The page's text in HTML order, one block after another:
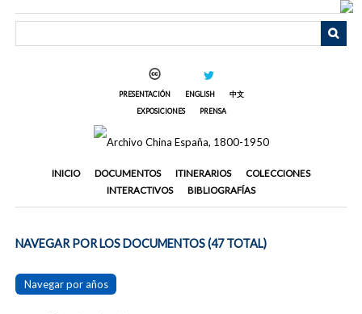
PRESENTACIÓN ENGLISH
中文
EXPOSICIONES
PRENSA
INICIO DOCUMENTOS ITINERARIOS
COLECCIONES
INTERACTIVOS
BIBLIOGRAFÍAS
NAVEGAR POR LOS DOCUMENTOS (47 TOTAL)
Navegar por años